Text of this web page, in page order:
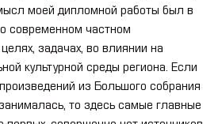
моей дипломной работы был в
современном частном
задачах, во влиянии на
культурной среды региона. Если
из Большого собрания
то здесь самые главные